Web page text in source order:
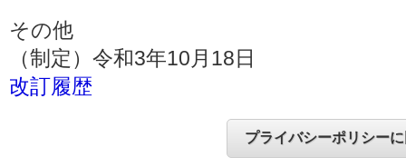
その他
（制定）令和3年10月18日
改訂履歴